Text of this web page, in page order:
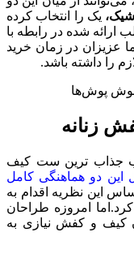
شیک، یک را انتخاب کرده
ارائه شده در رابطه با
عزیزان در زمان خرید
را داشته باشد.
زنانه
جذاب‌ ترین ست کیف
این دو هماهنگی کامل
این نظریه اقدام به
امروزه طراحان
کیف و کفش نیازی به